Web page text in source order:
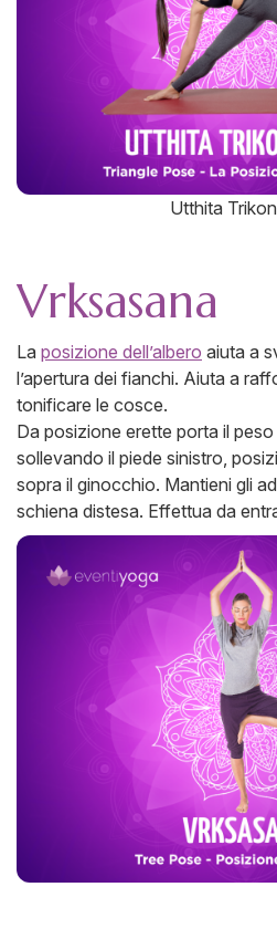
Utthita
Vrksasana
La posizione dell’albero aiuta a
l’apertura dei fianchi. Aiuta a
tonificare le cosce.
Da posizione erette porta il
sollevando il piede sinistro,
sopra il ginocchio. Mantieni gli
schiena distesa. Effettua da